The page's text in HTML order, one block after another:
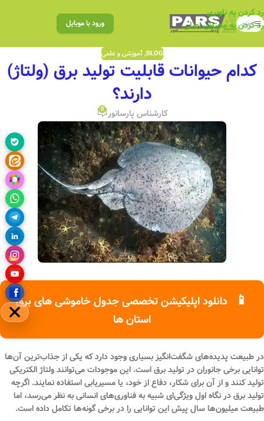
رد کردن به ناوبری
رد کردن به محتوای اصلی
منو ورود با موبایل
BLOG
,آموزشی و علمی
کدام حیوانات قابلیت تولید برق (ولتاژ)
دارند؟
کارشناس پارسانور 0
📱
دانلود اپلیکیشن تخصصی جدول خاموشی های برق
استان ها
در طبیعت پدیده‌های شگفت‌انگیز بسیاری وجود دارد که یکی از جذاب‌ترین آن‌ها
توانایی برخی جانوران در تولید برق است. این موجودات می‌توانند ولتاژ الکتریکی
تولید کنند و از آن برای شکار، دفاع از خود، یا مسیریابی استفاده نمایند. اگرچه
تولید برق در نگاه اول ویژگی‌ای شبیه به فناوری‌های انسانی به نظر می‌رسد، اما
طبیعت میلیون‌ها سال پیش این توانایی را در برخی گونه‌ها تکامل داده است.